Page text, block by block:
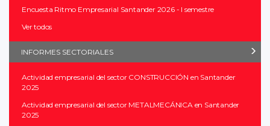
Encuesta Ritmo Empresarial Santander 2026 - I semestre
Ver todos
INFORMES SECTORIALES
Actividad empresarial del sector CONSTRUCCIÓN en Santander
2025
Actividad empresarial del sector METALMECÁNICA en Santander
2025